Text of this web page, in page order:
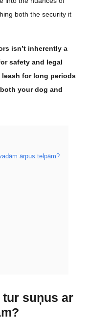
both the security it
isn’t inherently a
safety and legal
for long periods
your dog and
ārpus telpām?
suņus ar